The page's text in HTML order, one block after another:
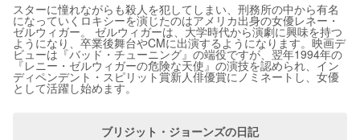
スターに憧れながらも殺人を犯してしまい、刑務所の中から有名
になっていくロキシーを演じたのはアメリカ出身の女優レネー・
ゼルウィガー。 ゼルウィガーは、大学時代から演劇に興味を持つ
ようになり、卒業後舞台やCMに出演するようになります。映画デ
ビューは『バッド・チューニング』の端役ですが、翌年1994年の
『レニー・ゼルウィガーの危険な天使』の演技を認められ、イン
ディペンデント・スピリット賞新人俳優賞にノミネートし、女優
として活躍し始めます。
ブリジット・ジョーンズの日記